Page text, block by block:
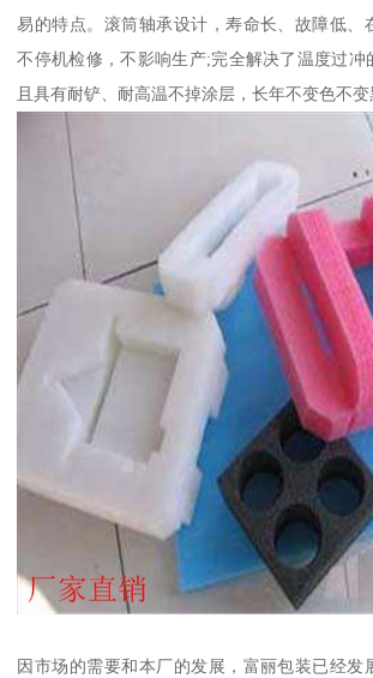
易的特点。滚筒轴承设计，寿命长、故障低、
不停机检修，不影响生产;完全解决了温度过冲
且具有耐铲、耐高温不掉涂层，长年不变色不变
因市场的需要和本厂的发展，富丽包装已经发